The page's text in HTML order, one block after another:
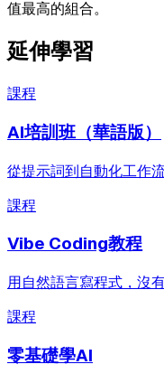
值最高的組合。
延伸學習
課程
AI培訓班（華語版）
從提示詞到自動化工作
課程
Vibe Coding教程
用自然語言寫程式，沒
課程
零基礎學AI